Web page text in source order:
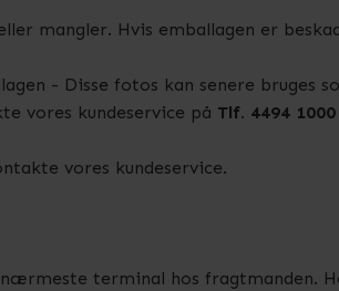
mangler. Hvis emballagen er
- Disse fotos kan senere bruges
vores kundeservice på Tlf. 4494 1000
vores kundeservice.
terminal hos fragtmanden.